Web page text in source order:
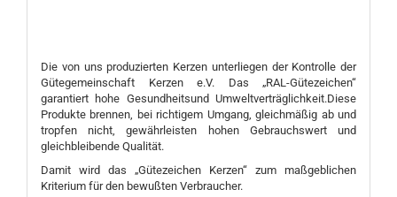
Die von uns produzierten Kerzen unterliegen der Kontrolle der
Gütegemeinschaft Kerzen e.V. Das „RAL-Gütezeichen“
garantiert hohe Gesundheitsund Umweltverträglichkeit.Diese
Produkte brennen, bei richtigem Umgang, gleichmäßig ab und
tropfen nicht, gewährleisten hohen Gebrauchswert und
gleichbleibende Qualität.
Damit wird das „Gütezeichen Kerzen“ zum maßgeblichen
Kriterium für den bewußten Verbraucher.